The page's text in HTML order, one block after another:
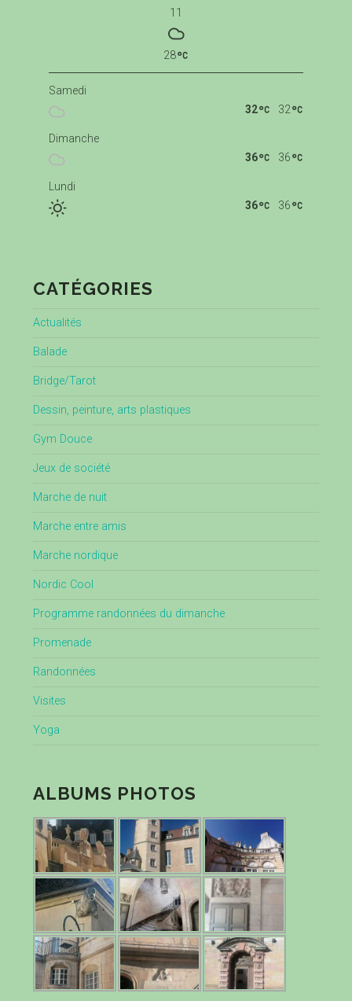
11
28
Samedi
32
32
Dimanche
36
36
Lundi
36
36
CATÉGORIES
Actualités
Balade
Bridge/Tarot
Dessin, peinture, arts plastiques
Gym Douce
Jeux de société
Marche de nuit
Marche entre amis
Marche nordique
Nordic Cool
Programme randonnées du dimanche
Promenade
Randonnées
Visites
Yoga
ALBUMS PHOTOS